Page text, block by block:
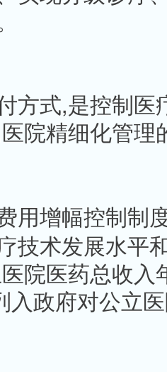
方式,是控制医
院精细化管理
用增幅控制制
技术发展水平
院医药总收入
入政府对公立